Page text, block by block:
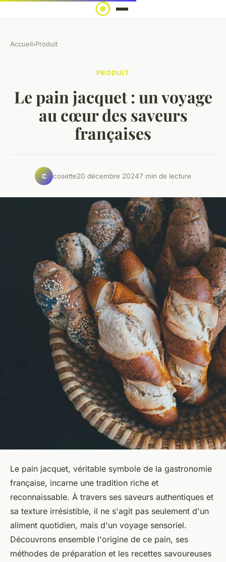
Accueil›Produit
PRODUIT
Le pain jacquet : un voyage
au cœur des saveurs
françaises
C cosette20 décembre 20247 min de lecture
Le pain jacquet, véritable symbole de la gastronomie
française, incarne une tradition riche et
reconnaissable. À travers ses saveurs authentiques et
sa texture irrésistible, il ne s'agit pas seulement d'un
aliment quotidien, mais d'un voyage sensoriel.
Découvrons ensemble l'origine de ce pain, ses
méthodes de préparation et les recettes savoureuses